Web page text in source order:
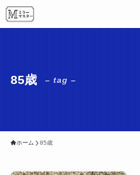
85歳 – tag –
ホーム 85歳